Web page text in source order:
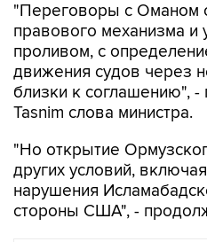
"Переговоры с Оманом
правового механизма и
проливом, с
движения судов через
близки к соглашению", -
Tasnim слова министра.
"Но открытие
других условий,
нарушения
стороны США", -